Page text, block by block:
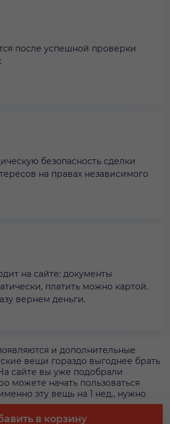
в корзину
после успешной проверки
безопасность сделки
на правах независимого
на сайте: документы
платить можно картой.
вернем деньги.
и дополнительные
вещи гораздо выгоднее брать
сайте вы уже подобрали
можете начать пользоваться
эту вещь на 1 нед., нужно
получить гарантии наличия
цены, оформляйте аренду